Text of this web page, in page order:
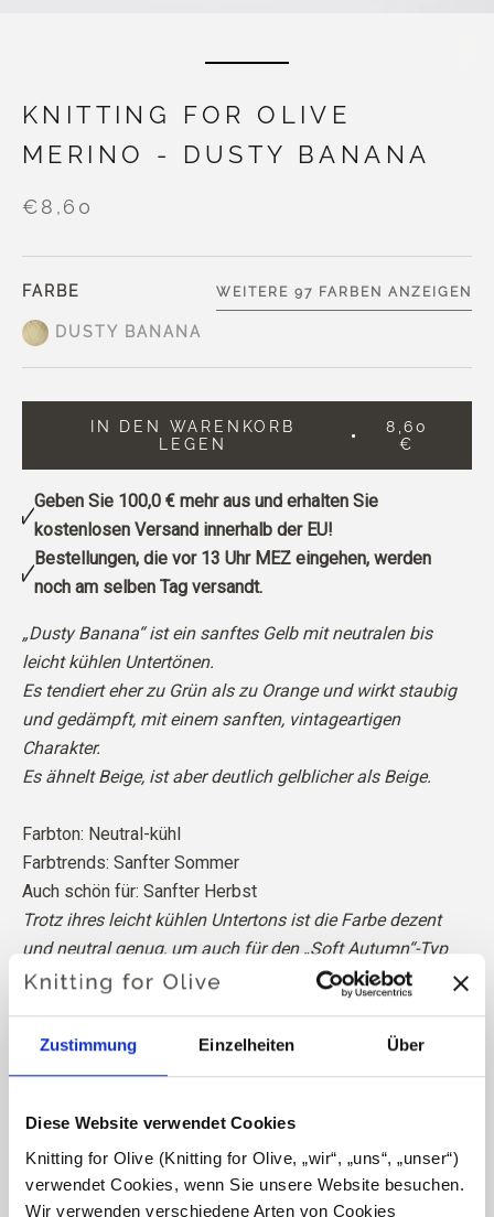
Zustimmung Einzelheiten Über
Diese Website verwendet Cookies
Knitting for Olive (Knitting for Olive, „wir“, „uns“, „unser“)
verwendet Cookies, wenn Sie unsere Website besuchen.
Wir verwenden verschiedene Arten von Cookies
KNITTING FOR OLIVE
MERINO - DUSTY BANANA
€8,60
FARBE
DUSTY BANANA
WEITERE 97 FARBEN ANZEIGEN
IN DEN WARENKORB
LEGEN
8,60
€
Geben Sie 100,0 €mehr aus und erhalten Sie
kostenlosen Versand innerhalb der EU!
Bestellungen, die vor 13 Uhr MEZ eingehen, werden
noch am selben Tag versandt.
„Dusty Banana“ ist ein sanftes Gelb mit neutralen bis
leicht kühlen Untertönen.
Es tendiert eher zu Grün als zu Orange und wirkt staubig
und gedämpft, mit einem sanften, vintageartigen
Charakter.
Es ähnelt Beige, ist aber deutlich gelblicher als Beige.
Farbton: Neutral-kühl
Farbtrends: Sanfter Sommer
Auch schön für: Sanfter Herbst
Trotz ihres leicht kühlen Untertons ist die Farbe dezent
und neutral genug, um auch für den „Soft Autumn“-Typ
gut zu passen.
Unsere Merinowolle stammt von Schafen, die in
zurückverfolgt werden, von der sie stammt. Auf diese
Weise wissen wir genau, von welcher Farm, welchem
Bauern und welchem Schaf unsere Wolle stammt.
Merinowolle hat viele hervorragende Eigenschaften. Sie